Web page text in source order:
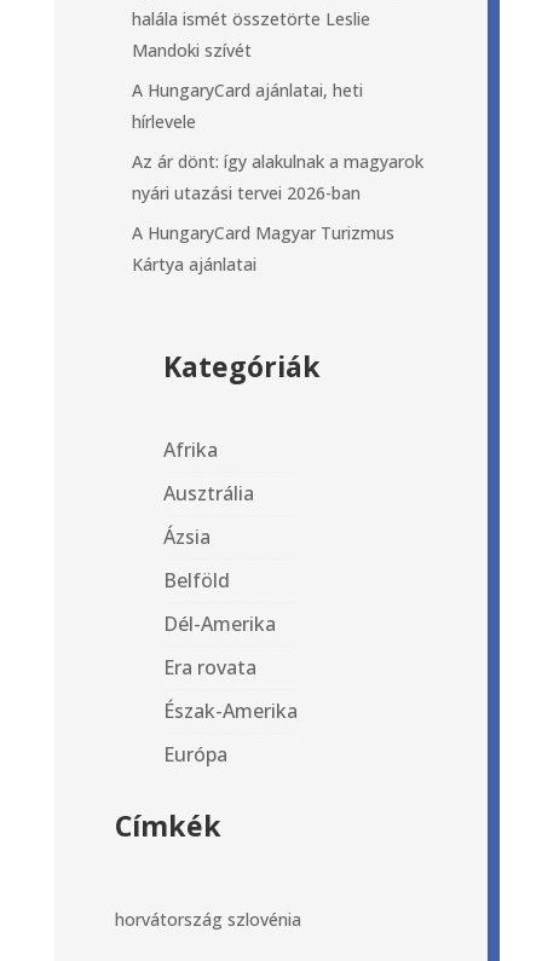
halála ismét összetörte Leslie
Mandoki szívét
A HungaryCard ajánlatai, heti
hírlevele
Az ár dönt: így alakulnak a magyarok
nyári utazási tervei 2026-ban
A HungaryCard Magyar Turizmus
Kártya ajánlatai
Kategóriák
Afrika
Ausztrália
Ázsia
Belföld
Dél-Amerika
Era rovata
Észak-Amerika
Európa
Címkék
horvátország szlovénia